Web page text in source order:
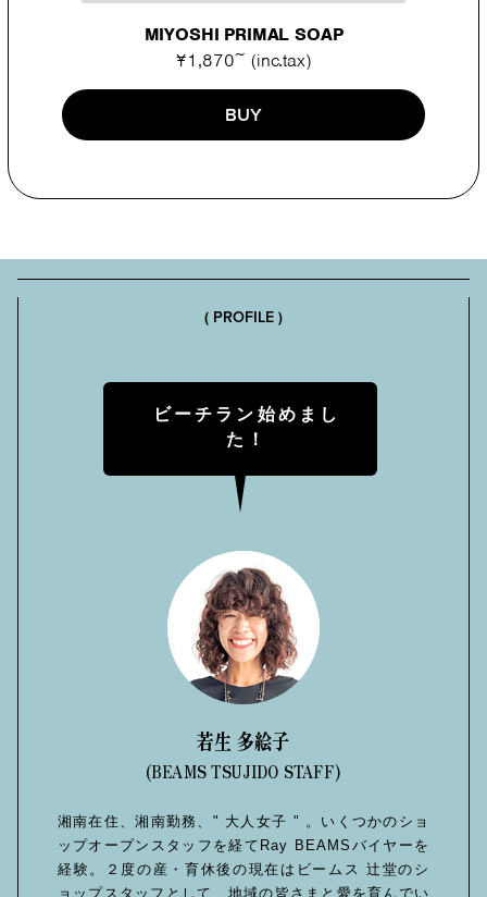
MIYOSHI PRIMAL SOAP
¥1,870~ (inc.tax)
BUY
( PROFILE )
ビーチラン始めまし
た！
若生 多絵子
(BEAMS TSUJIDO STAFF)
湘南在住、湘南勤務、" 大人女子 " 。いくつかのショ
ップオープンスタッフを経てRay BEAMSバイヤーを
経験。２度の産・育休後の現在はビームス 辻堂のシ
ョップスタッフとして、地域の皆さまと愛を育んでい